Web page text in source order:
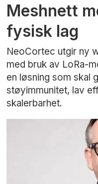
Meshnett
fysisk lag
NeoCortec utgir ny
med bruk av LoRa-
en løsning som skal
støyimmunitet, lav
skalerbarhet.